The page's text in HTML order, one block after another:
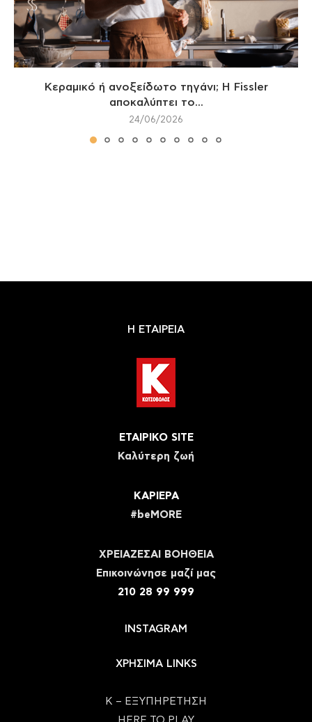
Κεραμικό ή ανοξείδωτο τηγάνι; Η Fissler
αποκαλύπτει το...
24/06/2026
Η ΕΤΑΙΡΕΙΑ
ΕΤΑΙΡΙΚΟ SITE
Καλύτερη ζωή
ΚΑΡΙΕΡΑ
#beMORE
ΧΡΕΙΑΖΕΣΑΙ ΒΟΗΘΕΙΑ
Eπικοινώνησε μαζί μας
210 28 99 999
INSTAGRAM
ΧΡΗΣΙΜΑ LINKS
Κ – ΕΞΥΠΗΡΕΤΗΣΗ